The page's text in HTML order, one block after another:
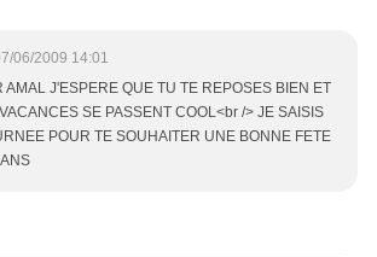
06/2009 14:01
AMAL J'ESPERE QUE TU TE REPOSES BIEN ET
SE PASSENT COOL<br /> JE SAISIS
POUR TE SOUHAITER UNE BONNE FETE